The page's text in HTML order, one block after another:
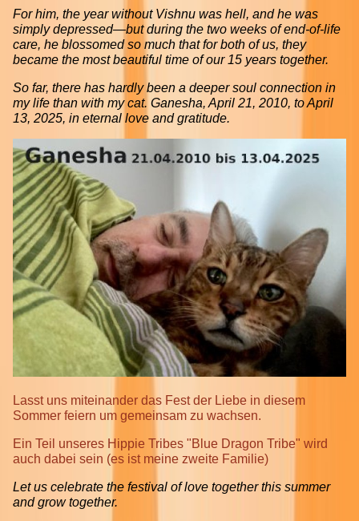
For him, the year without Vishnu was hell, and he was
simply depressed—but during the two weeks of end-of-life
care, he blossomed so much that for both of us, they
became the most beautiful time of our 15 years together.
So far, there has hardly been a deeper soul connection in
my life than with my cat. Ganesha, April 21, 2010, to April
13, 2025, in eternal love and gratitude.
Lasst uns miteinander das Fest der Liebe in diesem
Sommer feiern um gemeinsam zu wachsen.
Ein Teil unseres Hippie Tribes "Blue Dragon Tribe" wird
auch dabei sein (es ist meine zweite Familie)
Let us celebrate the festival of love together this summer
and grow together.